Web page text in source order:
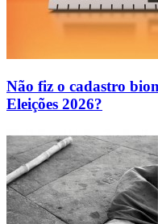
Não fiz o cadastro
Eleições 2026?